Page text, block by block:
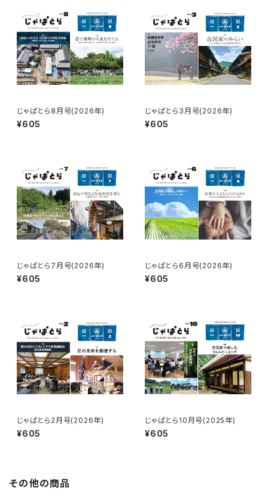
じゃぱとら8月号(2026年)
¥605
じゃぱとら3月号(2026年)
¥605
じゃぱとら7月号(2026年)
¥605
じゃぱとら6月号(2026年)
¥605
じゃぱとら2月号(2026年)
¥605
じゃぱとら10月号(2025年)
¥605
その他の商品